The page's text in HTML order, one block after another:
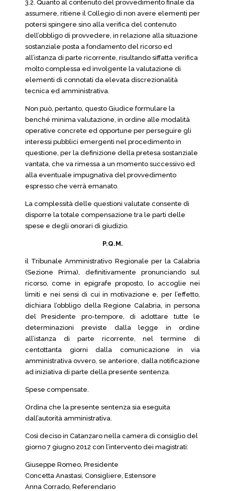
3.2. Quanto al contenuto del provvedimento finale da
assumere, ritiene il Collegio di non avere elementi per
potersi spingere sino alla verifica del contenuto
dell’obbligo di provvedere, in relazione alla situazione
sostanziale posta a fondamento del ricorso ed
all’istanza di parte ricorrente, risultando siffatta verifica
molto complessa ed involgente la valutazione di
elementi di connotati da elevata discrezionalità
tecnica ed amministrativa.
Non può, pertanto, questo Giudice formulare la
benché minima valutazione, in ordine alle modalità
operative concrete ed opportune per perseguire gli
interessi pubblici emergenti nel procedimento in
questione, per la definizione della pretesa sostanziale
vantata, che va rimessa a un momento successivo ed
alla eventuale impugnativa del provvedimento
espresso che verrà emanato.
La complessità delle questioni valutate consente di
disporre la totale compensazione tra le parti delle
spese e degli onorari di giudizio.
P.Q.M.
il Tribunale Amministrativo Regionale per la Calabria
(Sezione Prima), definitivamente pronunciando sul
ricorso, come in epigrafe proposto, lo accoglie nei
limiti e nei sensi di cui in motivazione e, per l’effetto,
dichiara l’obbligo della Regione Calabria, in persona
del Presidente pro-tempore, di adottare tutte le
determinazioni previste dalla legge in ordine
all’istanza di parte ricorrente, nel termine di
centottanta giorni dalla comunicazione in via
amministrativa ovvero, se anteriore, dalla notificazione
ad iniziativa di parte della presente sentenza.
Spese compensate.
Ordina che la presente sentenza sia eseguita
dall’autorità amministrativa.
Così deciso in Catanzaro nella camera di consiglio del
giorno 7 giugno 2012 con l’intervento dei magistrati:
Giuseppe Romeo, Presidente
Concetta Anastasi, Consigliere, Estensore
Anna Corrado, Referendario